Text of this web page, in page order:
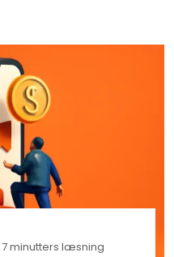
7 minutters læsning